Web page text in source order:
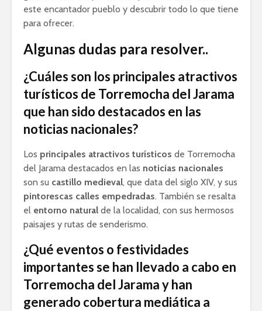
este encantador pueblo y descubrir todo lo que tiene
para ofrecer.
Algunas dudas para resolver..
¿Cuáles son los principales atractivos
turísticos de Torremocha del Jarama
que han sido destacados en las
noticias nacionales?
Los principales atractivos turísticos de Torremocha
del Jarama destacados en las noticias nacionales
son su castillo medieval, que data del siglo XIV, y sus
pintorescas calles empedradas. También se resalta
el entorno natural de la localidad, con sus hermosos
paisajes y rutas de senderismo.
¿Qué eventos o festividades
importantes se han llevado a cabo en
Torremocha del Jarama y han
generado cobertura mediática a